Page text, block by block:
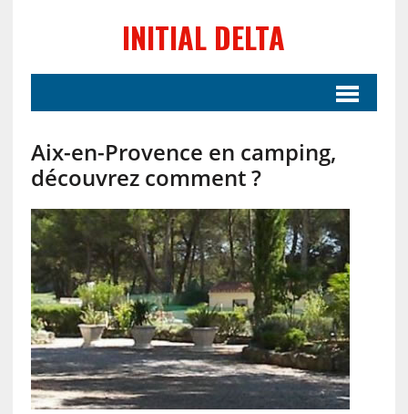
INITIAL DELTA
Aix-en-Provence en camping,
découvrez comment ?